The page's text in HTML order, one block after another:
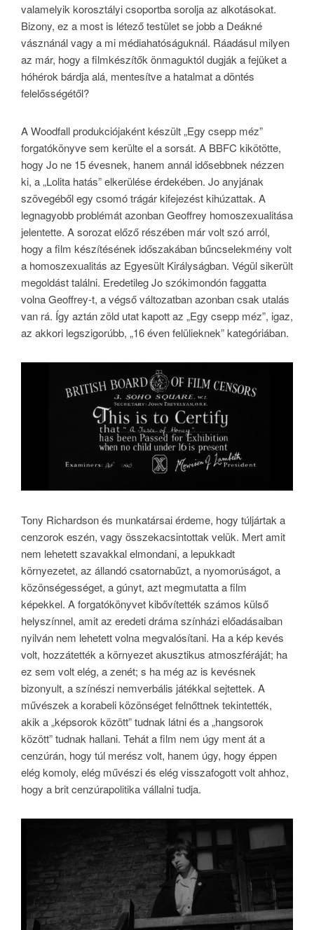
valamelyik korosztályi csoportba sorolja az alkotásokat.
Bizony, ez a most is létező testület se jobb a Deákné
vásznánál vagy a mi médiahatóságuknál. Ráadásul milyen
az már, hogy a filmkészítők önmaguktól dugják a fejüket a
hóhérok bárdja alá, mentesítve a hatalmat a döntés
felelősségétől?
A Woodfall produkciójaként készült „Egy csepp méz”
forgatókönyve sem kerülte el a sorsát. A BBFC kikötötte,
hogy Jo ne 15 évesnek, hanem annál idősebbnek nézzen
ki, a „Lolita hatás” elkerülése érdekében. Jo anyjának
szövegéből egy csomó trágár kifejezést kihúzattak. A
legnagyobb problémát azonban Geoffrey homoszexualitása
jelentette. A sorozat előző részében már volt szó arról,
hogy a film készítésének időszakában bűncselekmény volt
a homoszexualitás az Egyesült Királyságban. Végül sikerült
megoldást találni. Eredetileg Jo szókimondón faggatta
volna Geoffrey-t, a végső változatban azonban csak utalás
van rá. Így aztán zöld utat kapott az „Egy csepp méz”, igaz,
az akkori legszigorúbb, „16 éven felülieknek” kategóriában.
Tony Richardson és munkatársai érdeme, hogy túljártak a
cenzorok eszén, vagy összekacsintottak velük. Mert amit
nem lehetett szavakkal elmondani, a lepukkadt
környezetet, az állandó csatornabűzt, a nyomorúságot, a
közönségességet, a gúnyt, azt megmutatta a film
képekkel. A forgatókönyvet kibővítették számos külső
helyszínnel, amit az eredeti dráma színházi előadásaiban
nyilván nem lehetett volna megvalósítani. Ha a kép kevés
volt, hozzátették a környezet akusztikus atmoszféráját; ha
ez sem volt elég, a zenét; s ha még az is kevésnek
bizonyult, a színészi nemverbális játékkal sejtettek. A
művészek a korabeli közönséget felnőttnek tekintették,
akik a „képsorok között” tudnak látni és a „hangsorok
között” tudnak hallani. Tehát a film nem úgy ment át a
cenzúrán, hogy túl merész volt, hanem úgy, hogy éppen
elég komoly, elég művészi és elég visszafogott volt ahhoz,
hogy a brit cenzúrapolitika vállalni tudja.